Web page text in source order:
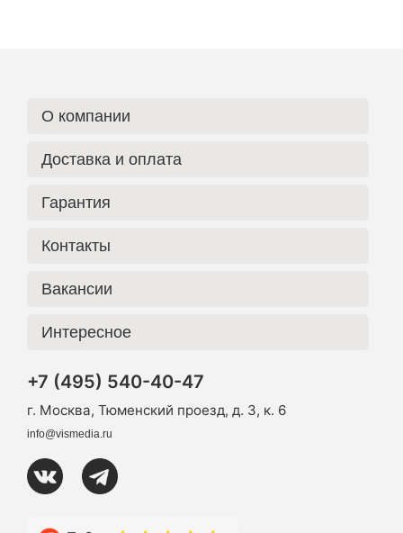
О компании
Доставка и оплата
Гарантия
Контакты
Вакансии
Интересное
+7 (495) 540-40-47
г. Москва, Тюменский проезд, д. 3, к. 6
info@vismedia.ru